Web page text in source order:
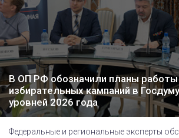
В ОП РФ обозначили планы работы
избирательных кампаний в
уровней 2026 года
Федеральные и региональные эксперты